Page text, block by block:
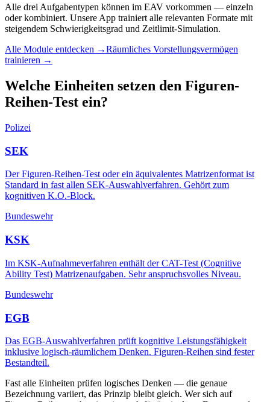
Alle drei Aufgabentypen können im EAV vorkommen — einzeln
oder kombiniert. Unsere App trainiert alle relevanten Formate mit
steigendem Schwierigkeitsgrad und Zeitlimit-Simulation.
Alle Module entdecken →Räumliches Vorstellungsvermögen
trainieren →
Welche Einheiten setzen den Figuren-
Reihen-Test ein?
Polizei
SEK
Der Figuren-Reihen-Test oder ein äquivalentes Matrizenformat ist
Standard in fast allen SEK-Auswahlverfahren. Gehört zum
kognitiven K.O.-Block.
Bundeswehr
KSK
Im KSK-Aufnahmeverfahren enthält der CAT-Test (Cognitive
Ability Test) Matrizenaufgaben. Sehr anspruchsvolles Niveau.
Bundeswehr
EGB
Das EGB-Auswahlverfahren prüft kognitive Leistungsfähigkeit
inklusive logisch-räumlichem Denken. Figuren-Reihen sind fester
Bestandteil.
Fast alle Einheiten prüfen logisches Denken — die genaue
Bezeichnung variiert, das Prinzip bleibt gleich. Wer sich auf